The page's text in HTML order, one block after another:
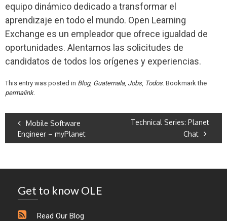
equipo dinámico dedicado a transformar el
aprendizaje en todo el mundo. Open Learning
Exchange es un empleador que ofrece igualdad de
oportunidades. Alentamos las solicitudes de
candidatos de todos los orígenes y experiencias.
This entry was posted in Blog, Guatemala, Jobs, Todos. Bookmark the
permalink.
Mobile Software
Engineer – myPlanet
Technical Series: Planet
Chat
Get to know OLE
Read Our Blog